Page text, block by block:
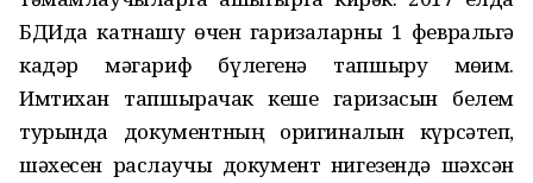
БДИда катнашу өчен гаризаларны 1 февральгә
кадәр мәгариф бүлегенә тапшыру мөһим.
Имтихан тапшырачак кеше гаризасын белем
турында документның оригиналын күрсәтеп,
шәхесен раслаучы документ нигезендә шәхсән